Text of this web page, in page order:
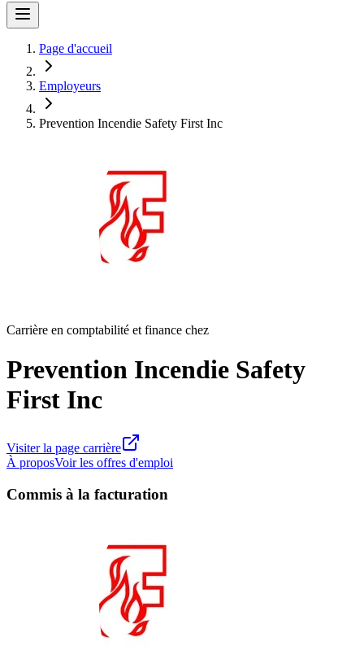
Page d'accueil
Employeurs
Prevention Incendie Safety First Inc
Carrière en comptabilité et finance chez
Prevention Incendie Safety
First Inc
Visiter la page carrière
À proposVoir les offres d'emploi
Commis à la facturation